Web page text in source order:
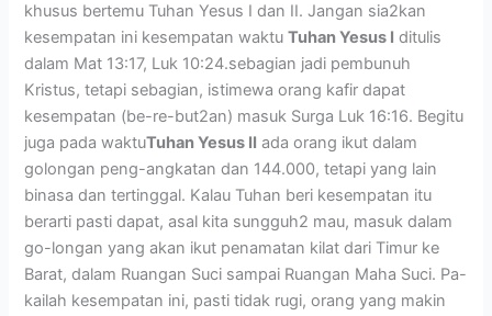
khusus bertemu Tuhan Yesus I dan II. Jangan sia2kan
kesempatan ini kesempatan waktuTuhan Yesus I ditulis
dalam Mat 13:17, Luk 10:24.sebagian jadi pembunuh
Kristus, tetapi sebagian, istimewa orang kafir dapat
kesempatan (be-re-but2an) masuk Surga Luk 16:16. Begitu
juga pada waktuTuhan Yesus II ada orang ikut dalam
golongan peng-angkatan dan 144.000, tetapi yang lain
binasa dan tertinggal. Kalau Tuhan beri kesempatan itu
berarti pasti dapat, asal kita sungguh2 mau, masuk dalam
go-longan yang akan ikut penamatan kilat dari Timur ke
Barat, dalam Ruangan Suci sampai Ruangan Maha Suci. Pa-
kailah kesempatan ini, pasti tidak rugi, orang yang makin